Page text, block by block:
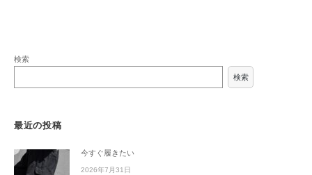
検索
検索
最近の投稿
今すぐ履きたい
2026年7月31日